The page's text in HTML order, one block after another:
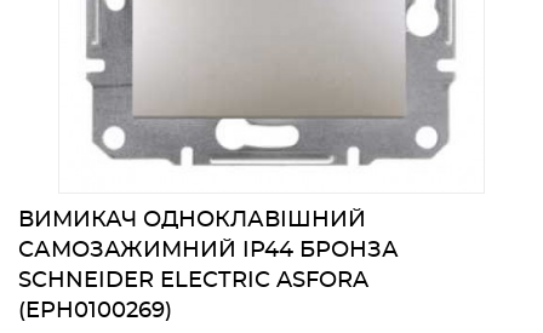
ВИМИКАЧ ОДНОКЛАВІШНИЙ
САМОЗАЖИМНИЙ IP44 БРОНЗА
SCHNEIDER ELECTRIC ASFORA
(EPH0100269)